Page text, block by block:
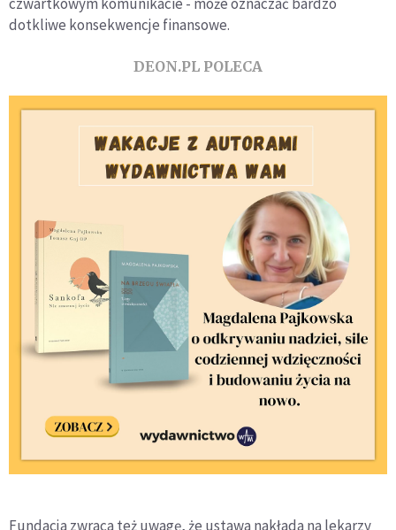
dotkliwe konsekwencje finansowe.
DEON.PL POLECA
Fundacja zwraca też uwagę, że ustawa nakłada na lekarzy